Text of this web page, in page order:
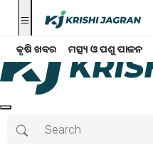
କୃଷି ଖବର ମତ୍ସ୍ୟ ଓ ପଶୁ ପାଳନ